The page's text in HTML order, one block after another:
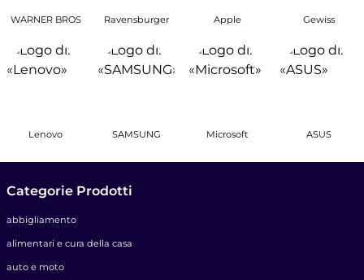
WARNER BROS Ravensburger Apple Gewiss
Lenovo SAMSUNG Microsoft ASUS
Categorie Prodotti
abbigliamento
alimentari e cura della casa
auto e moto